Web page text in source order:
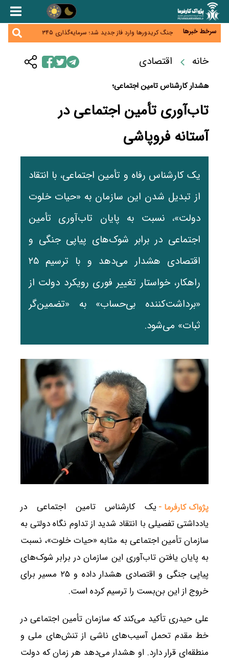
سرخط خبرها
زائران اربعین نگران ارز باقی‌مانده نباشند؛ خرید دینار در
بانک‌ها و صرافی‌ها
جنگ کریدورها وارد فاز جدید شد؛ سرمایه‌گذاری ۳۴۵
میلیارد دلاری اوراسیا تا ۲۰۳۵
پارادوکس اینترنت در ایران؛ مصرف‌کننده بیشتر می‌پردازد،
تأمین سرمایه در گردش بدون خلق نقدینگی؛ نقش
جدید سیاست‌های مالیاتی در حمایت از تولید
خانه اقتصادی
هشدار کارشناس تامین اجتماعی؛
تاب‌آوری تأمین اجتماعی در
آستانه فروپاشی
یک کارشناس رفاه و تأمین اجتماعی، با انتقاد
از تبدیل شدن این سازمان به «حیات خلوت
دولت»، نسبت به پایان تاب‌آوری تأمین
اجتماعی در برابر شوک‌های پیاپی جنگی و
اقتصادی هشدار می‌دهد و با ترسیم ۲۵
راهکار، خواستار تغییر فوری رویکرد دولت از
«برداشت‌کننده بی‌حساب» به «تضمین‌گر
ثبات» می‌شود.
پژواک کارفرما - یک کارشناس تامین اجتماعی در
یادداشتی تفصیلی با انتقاد شدید از تداوم نگاه دولتی به
سازمان تأمین اجتماعی به مثابه «حیات خلوت»، نسبت
به پایان یافتن تاب‌آوری این سازمان در برابر شوک‌های
پیاپی جنگی و اقتصادی هشدار داده و ۲۵ مسیر برای
خروج از این بن‌بست را ترسیم کرده است.
علی حیدری تأکید می‌کند که سازمان تأمین اجتماعی در
خط مقدم تحمل آسیب‌های ناشی از تنش‌های ملی و
منطقه‌ای قرار دارد. او هشدار می‌دهد هر زمان که دولت